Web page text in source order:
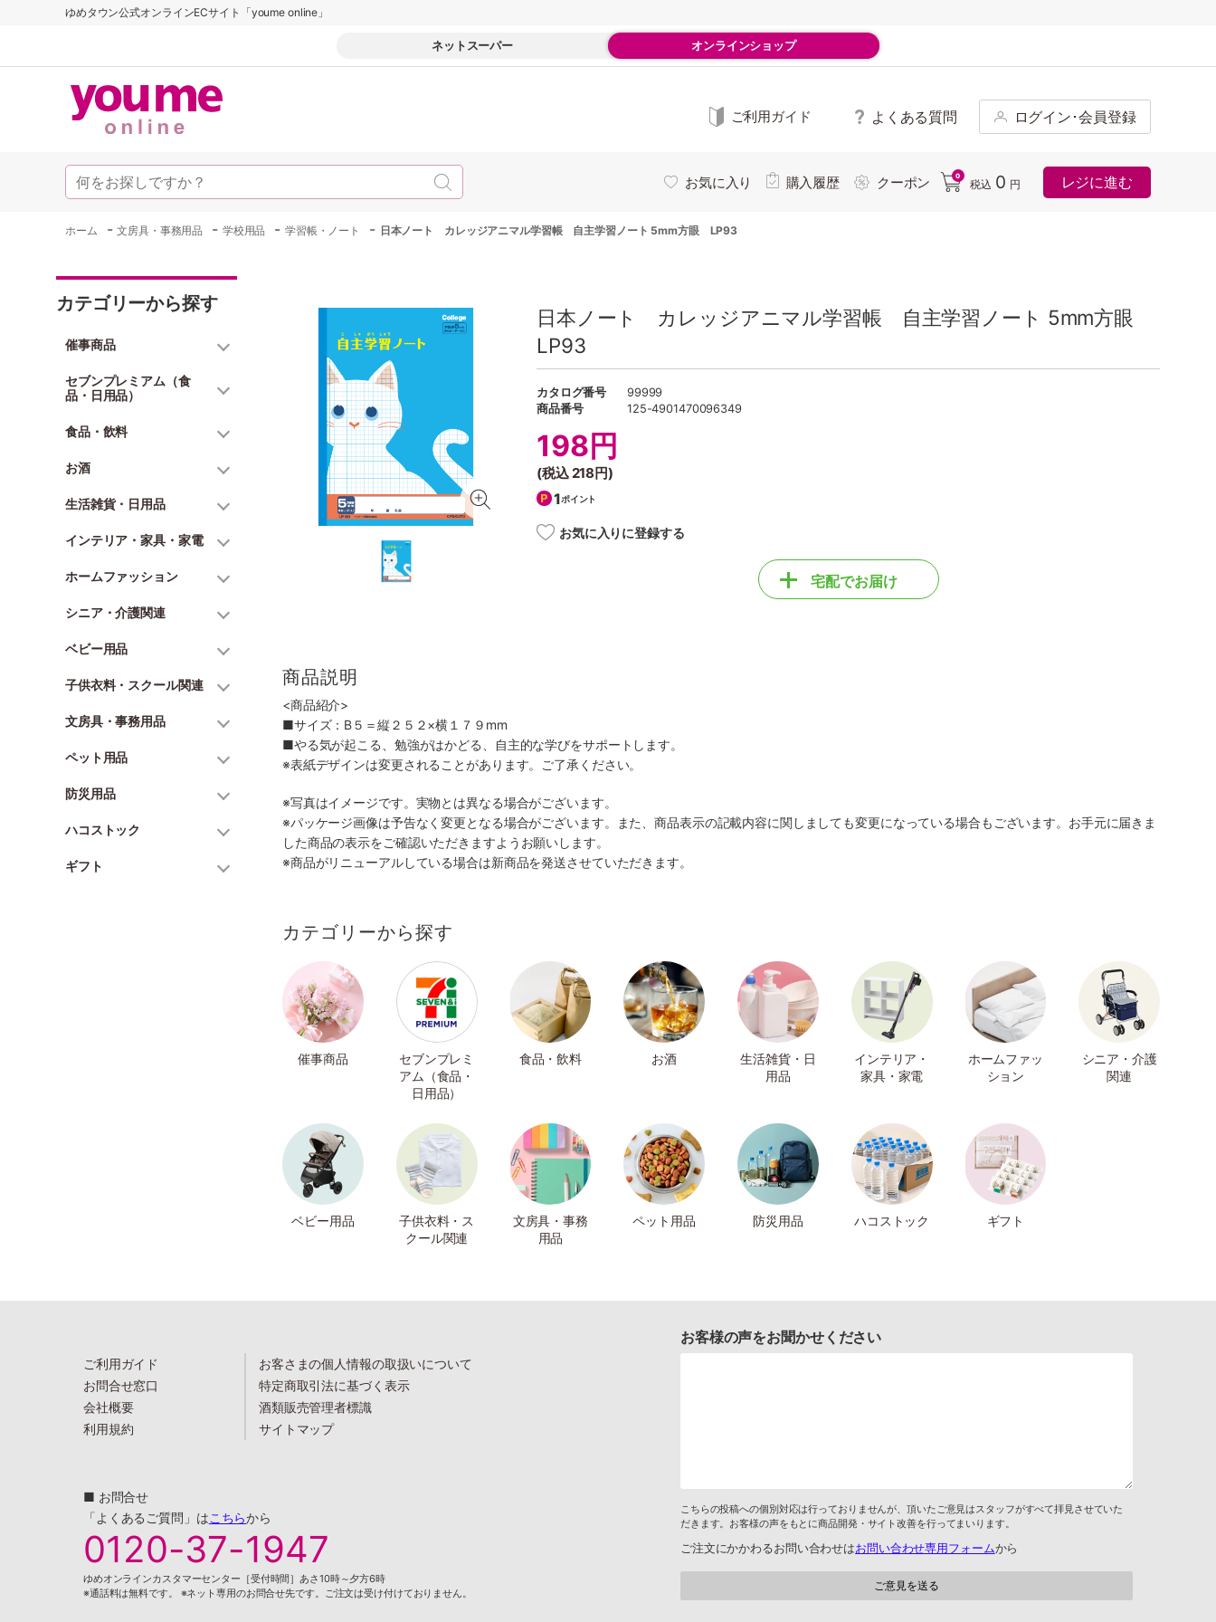
ゆめタウン公式オンラインECサイト「youme online」
ネットスーパー オンラインショップ
ご利用ガイド よくある質問 ログイン･会員登録
お気に入り 購入履歴 クーポン 0
税込 0 円 レジに進む
ホーム -文房具・事務用品 - 学校用品 - 学習帳・ノート - 日本ノート カレッジアニマル学習帳 自主学習ノート 5mm方眼 LP93
カテゴリーから探す
催事商品
セブンプレミアム（食
品・日用品）
食品・飲料
お酒
生活雑貨・日用品
インテリア・家具・家電
ホームファッション
シニア・介護関連
ベビー用品
子供衣料・スクール関連
文房具・事務用品
ペット用品
防災用品
ハコストック
ギフト
日本ノート カレッジアニマル学習帳 自主学習ノート 5mm方眼
LP93
カタログ番号
99999
商品番号
125-4901470096349
198円
(税込218円)
1ポイント
お気に入りに登録する
宅配でお届け
商品説明
<商品紹介>
■サイズ：B５＝縦２５２×横１７９mm
■やる気が起こる、勉強がはかどる、自主的な学びをサポートします。
※表紙デザインは変更されることがあります。ご了承ください。
※写真はイメージです。実物とは異なる場合がございます。
※パッケージ画像は予告なく変更となる場合がございます。また、商品表示の記載内容に関しましても変更になっている場合もございます。お手元に届きま
した商品の表示をご確認いただきますようお願いします。
※商品がリニューアルしている場合は新商品を発送させていただきます。
カテゴリーから探す
催事商品
セブンプレミ
アム（食品・
日用品）
食品・飲料 お酒
生活雑貨・日
用品
インテリア・
家具・家電
ホームファッ
ション
シニア・介護
関連
ベビー用品
子供衣料・ス
クール関連
文房具・事務
用品
ペット用品 防災用品 ハコストック ギフト
ご利用ガイド
お問合せ窓口
会社概要
利用規約
お客さまの個人情報の取扱いについて
特定商取引法に基づく表示
酒類販売管理者標識
サイトマップ
■ お問合せ
「よくあるご質問」はこちらから
0120-37-1947
ゆめオンラインカスタマーセンター［受付時間］あさ10時～夕方6時
※通話料は無料です。 ※ネット専用のお問合せ先です。ご注文は受け付けておりません。
お客様の声をお聞かせください
こちらの投稿への個別対応は行っておりませんが、頂いたご意見はスタッフがすべて拝見させていた
だきます。お客様の声をもとに商品開発・サイト改善を行ってまいります。
ご注文にかかわるお問い合わせはお問い合わせ専用フォームから